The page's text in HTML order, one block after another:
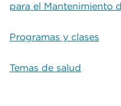
para el Mantenimiento
Programas y clases
Temas de salud